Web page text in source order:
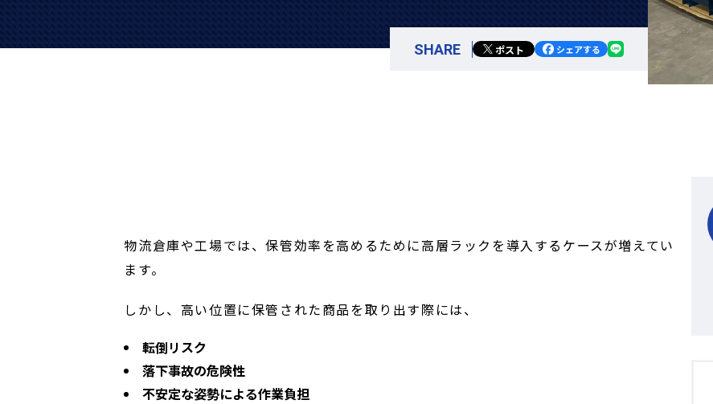
SHARE ポスト シェアする
物流倉庫や工場では、保管効率を高めるために高層ラックを導入するケースが増えてい
ます。
しかし、高い位置に保管された商品を取り出す際には、
転倒リスク
落下事故の危険性
不安定な姿勢による作業負担